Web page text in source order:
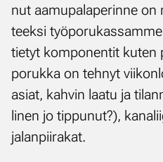
nut aa­mu­pa­la­pe­rin­ne
teek­si
tie­tyt kom­po­nen­tit ku­ten
po­ruk­ka on teh­nyt
asiat, kah­vin laa­tu ja
li­nen jo tip­pu­nut?),
ja­lan­pii­ra­kat.